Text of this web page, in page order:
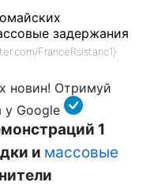
FranceRsistanc1)
новин! Отримуй
у Google
1
и массовые